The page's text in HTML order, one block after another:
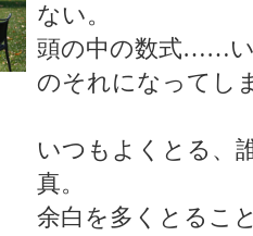
ない。
頭の中の数式……い
のそれになって
いつもよくとる、
真。
余白を多くとるこ